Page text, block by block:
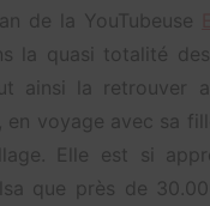
de la YouTubeuse
la quasi totalité
ainsi la retrouver
en voyage avec sa
Elle est si
que près de